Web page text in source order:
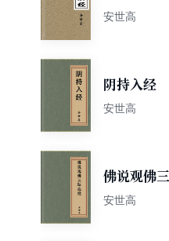
安世高
阴持入经
安世高
佛说观佛
安世高